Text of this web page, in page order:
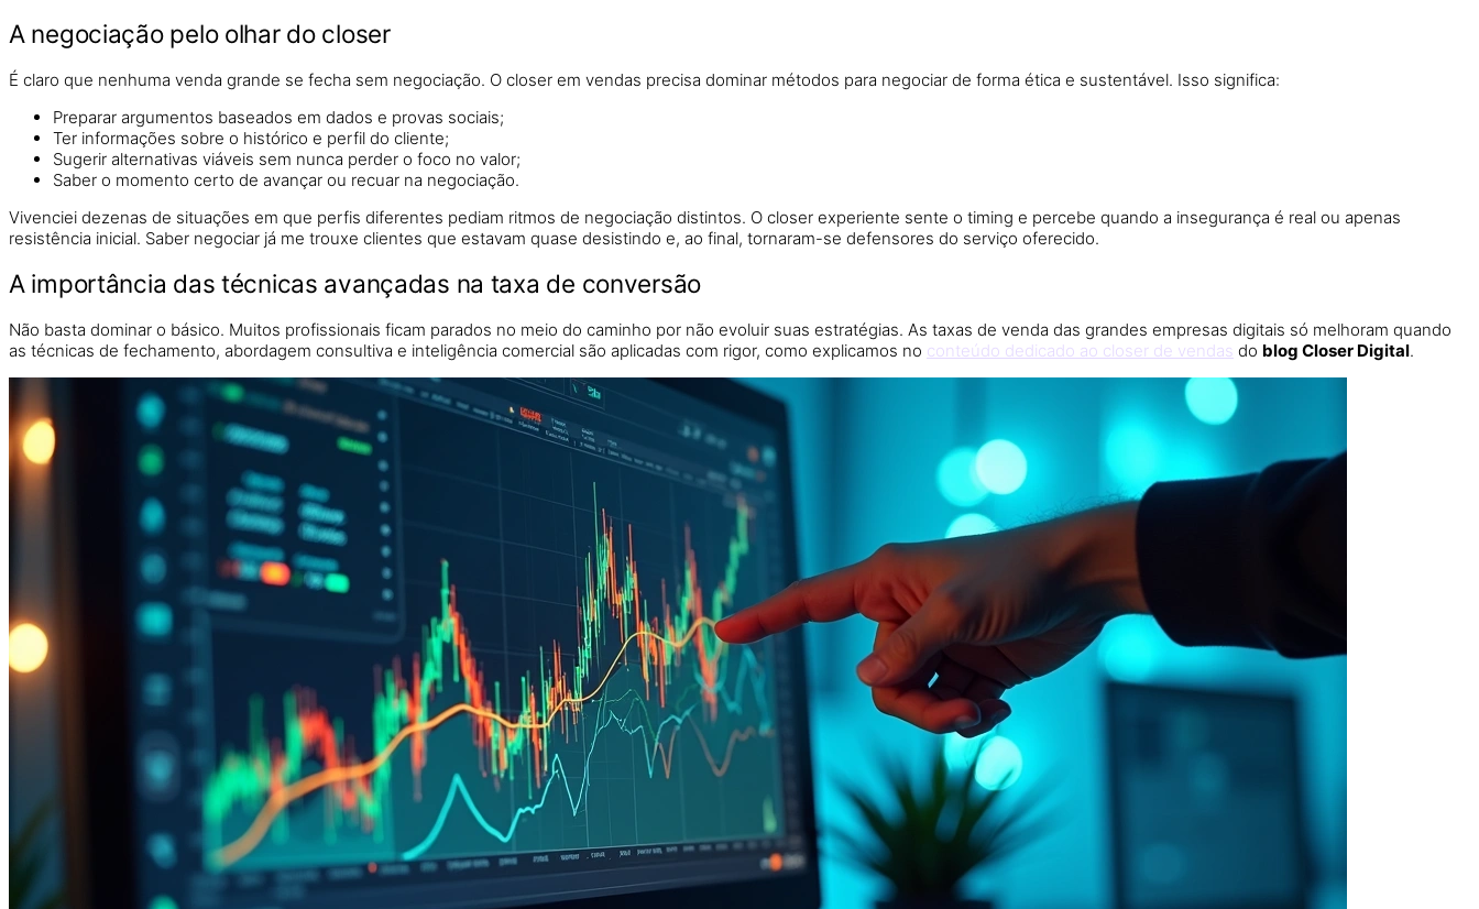
A negociação pelo olhar do closer
É claro que nenhuma venda grande se fecha sem negociação. O closer em vendas precisa dominar métodos para negociar de forma ética e sustentável. Isso significa:
Preparar argumentos baseados em dados e provas sociais;
Ter informações sobre o histórico e perfil do cliente;
Sugerir alternativas viáveis sem nunca perder o foco no valor;
Saber o momento certo de avançar ou recuar na negociação.
Vivenciei dezenas de situações em que perfis diferentes pediam ritmos de negociação distintos. O closer experiente sente o timing e percebe quando a insegurança é real ou apenas
resistência inicial. Saber negociar já me trouxe clientes que estavam quase desistindo e, ao final, tornaram-se defensores do serviço oferecido.
A importância das técnicas avançadas na taxa de conversão
Não basta dominar o básico. Muitos profissionais ficam parados no meio do caminho por não evoluir suas estratégias. As taxas de venda das grandes empresas digitais só melhoram quando
as técnicas de fechamento, abordagem consultiva e inteligência comercial são aplicadas com rigor, como explicamos no conteúdo dedicado ao closer de vendas do blog Closer Digital.